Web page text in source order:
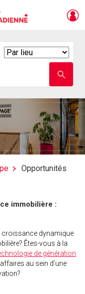
nom
l'école
Opportunités
immobilière :
croissance dynamique
Êtes-vous à la
de génération
au sein d’une